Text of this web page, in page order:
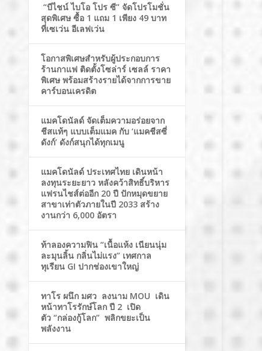
“บีไชน์ ไบโอ โปร ซี” จัดโปรโมชั่น
สุดพิเศษ ซื้อ 1 แถม 1 เพียง 49 บาท
ที่เซเว่น อีเลฟเว่น
โอกาสพิเศษสำหรับผู้ประกอบการ
ร้านกาแฟ ติดตั้งโซล่าร์ เซลล์ ราคา
พิเศษ พร้อมสร้างรายได้จากการขาย
คาร์บอนเครดิต
แมคโดนัลด์ จัดเต็มความอร่อยจาก
ชีสแท้ๆ แบบเต็มแมค กับ ‘แมคชีสซี่
ดังก์’ ดังก์สนุกได้ทุกเมนู
แมคโดนัลด์ ประเทศไทย เดินหน้า
ลงทุนระยะยาว หลังคว้าสิทธิ์บริหาร
แฟรนไชส์ต่ออีก 20 ปี ปักหมุดขยาย
สาขาเท่าตัวภายในปี 2033 สร้าง
งานกว่า 6,000 อัตรา
ท้าลองความฟิน “เนื้อแห้ง เนียนนุ่ม
ละมุนลิ้น กลิ่นไม่แรง” เทศกาล
ทุเรียน GI ปากช่องเขาใหญ่
ทาโร ผนึก มศว ลงนาม MOU เดิน
หน้าทาโรรักษ์โลก ปี 2 เปิด
ตัว “กล่องกู้โลก” พลิกขยะเป็น
พลังงาน